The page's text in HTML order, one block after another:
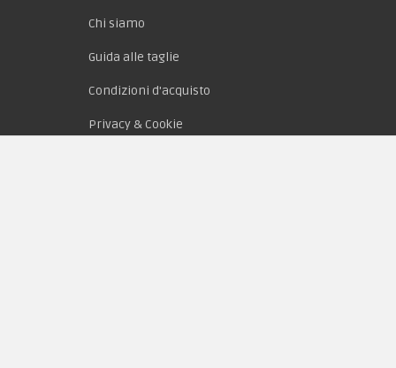
Chi siamo
Guida alle taglie
Condizioni d'acquisto
Privacy & Cookie